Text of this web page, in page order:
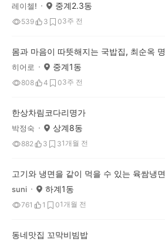
레이첼! 중계2.3동
539 3 03주 전
히어로 중계1동
808 4 03주 전
한상차림코다리명가
박정숙 상계8동
882 3 31개월 전
고기와 냉면을 같이 먹을 수 있는 육쌈냉면
suni 하계1동
761 1 01개월 전
동네맛집 꼬막비빔밥